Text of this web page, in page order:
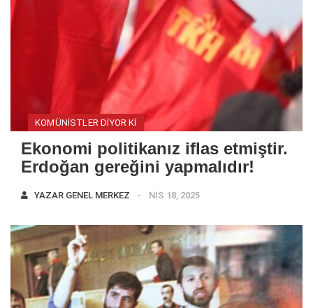
KOMÜNISTLER DIYOR KI
Ekonomi politikanız iflas etmiştir.
Erdoğan gereğini yapmalıdır!
YAZAR GENEL MERKEZ NIS 18, 2025